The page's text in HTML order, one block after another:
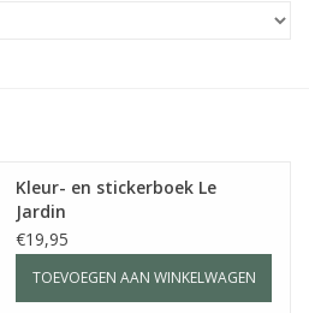
Kleur- en stickerboek Le
Jardin
€19,95
TOEVOEGEN AAN WINKELWAGEN